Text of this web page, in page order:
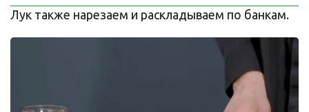
Лук также нарезаем и раскладываем по банкам.